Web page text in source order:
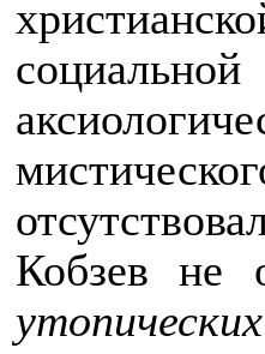
Кобзев не
утопических